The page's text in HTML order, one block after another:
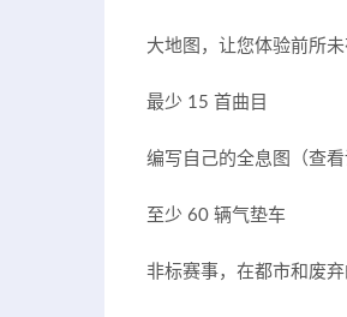
大地图，让您体验前所未
最少 15 首曲目
编写自己的全息图（查看
至少 60 辆气垫车
非标赛事，在都市和废